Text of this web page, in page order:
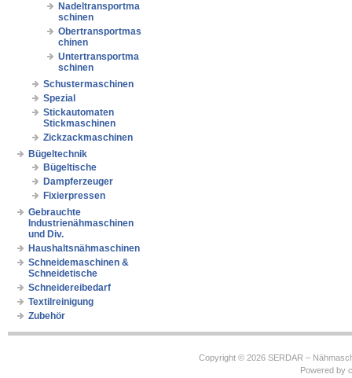
Nadeltransportma
schinen
Obertransportmas
chinen
Untertransportma
schinen
Schustermaschinen
Spezial
Stickautomaten
Stickmaschinen
Zickzackmaschinen
Bügeltechnik
Bügeltische
Dampferzeuger
Fixierpressen
Gebrauchte
Industrienähmaschinen
und Div.
Haushaltsnähmaschinen
Schneidemaschinen &
Schneidetische
Schneidereibedarf
Textilreinigung
Zubehör
Copyright © 2026 SERDAR –
Powered by